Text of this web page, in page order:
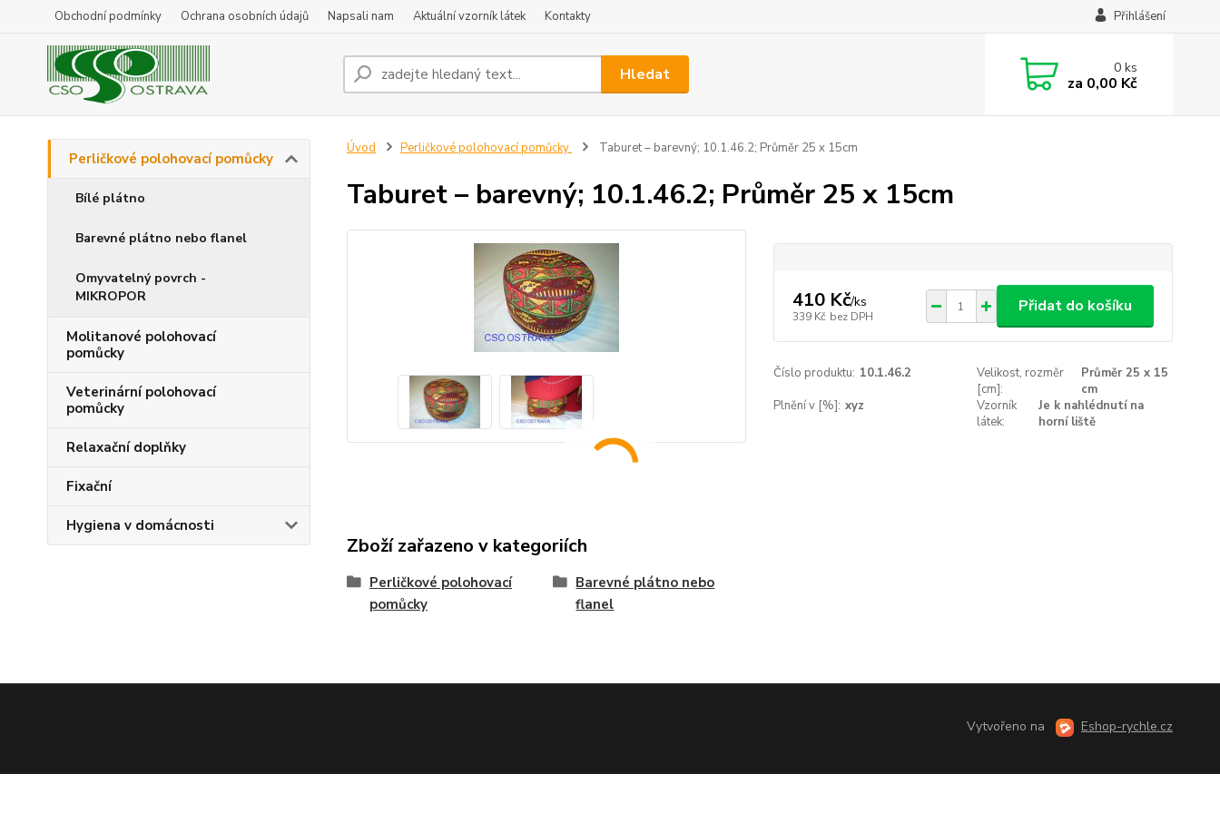
Obchodní podmínky Ochrana osobních údajů Napsali nam Aktuální vzorník látek Kontakty Přihlášení
Hledat 0ks
za 0,00 Kč
Perličkové polohovací pomůcky
Bílé plátno
Barevné plátno nebo flanel
Omyvatelný povrch -
MIKROPOR
Molitanové polohovací
pomůcky
Veterinární polohovací
pomůcky
Relaxační doplňky
Fixační
Hygiena v domácnosti
Úvod Perličkové polohovací pomůcky Taburet – barevný; 10.1.46.2; Průměr 25 x 15cm
Taburet – barevný; 10.1.46.2; Průměr 25 x 15cm
410 Kč/ks
339 Kč bez DPH
Přidat do košíku
Číslo produktu: 10.1.46.2
Velikost, rozměr
[cm]:
Průměr 25 x 15
cm
Plnění v [%]: xyz
Vzorník
látek:
Je k nahlédnutí na
horní liště
Zboží zařazeno v kategoriích
Perličkové polohovací
pomůcky
Barevné plátno nebo
flanel
Vytvořeno na Eshop-rychle.cz